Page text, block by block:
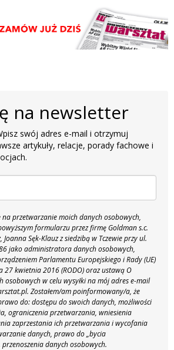
na newsletter
swój adres e-mail i otrzymuj
artykuły, relacje, porady fachowe i
na przetwarzanie moich danych osobowych,
formularzu przez firmę Goldman s.c.
Joanna Sęk-Klauz z siedzibą w Tczewie przy ul.
jako administratora danych osobowych,
Parlamentu Europejskiego i Rady (UE)
27 kwietnia 2016 (RODO) oraz ustawą O
osobowych w celu wysyłki na mój adres e-mail
Zostałem/am poinformowany/a, że
do: dostępu do swoich danych, możliwości
ograniczenia przetwarzania, wniesienia
zaprzestania ich przetwarzania i wycofania
danych, prawo do „bycia
danych osobowych.